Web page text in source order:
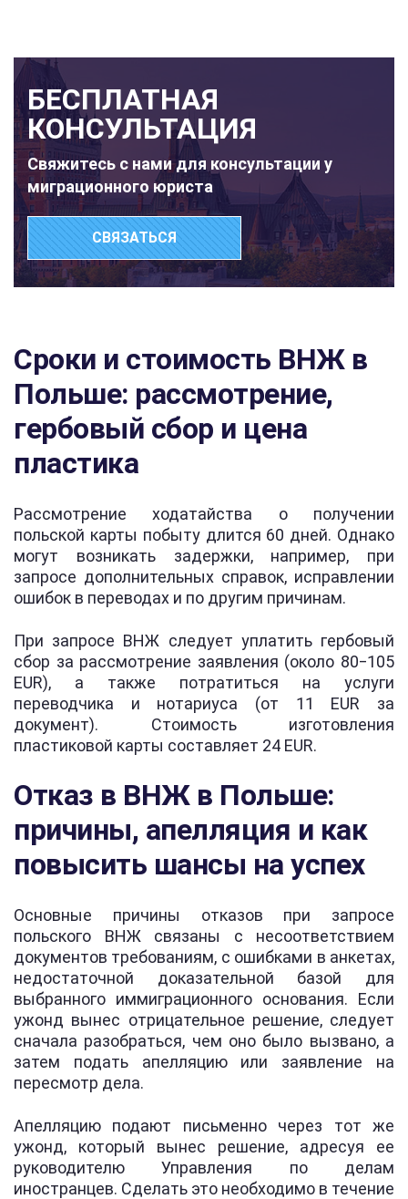
БЕСПЛАТНАЯ
КОНСУЛЬТАЦИЯ
Свяжитесь с нами для консультации у
миграционного юриста
СВЯЗАТЬСЯ
Сроки и стоимость ВНЖ в
Польше: рассмотрение,
гербовый сбор и цена
пластика
Рассмотрение ходатайства о получении
польской карты побыту длится 60 дней. Однако
могут возникать задержки, например, при
запросе дополнительных справок, исправлении
ошибок в переводах и по другим причинам.
При запросе ВНЖ следует уплатить гербовый
сбор за рассмотрение заявления (около 80‒105
EUR), а также потратиться на услуги
переводчика и нотариуса (от 11 EUR за
документ). Стоимость изготовления
пластиковой карты составляет 24 EUR.
Отказ в ВНЖ в Польше:
причины, апелляция и как
повысить шансы на успех
Основные причины отказов при запросе
польского ВНЖ связаны с несоответствием
документов требованиям, с ошибками в анкетах,
недостаточной доказательной базой для
выбранного иммиграционного основания. Если
ужонд вынес отрицательное решение, следует
сначала разобраться, чем оно было вызвано, а
затем подать апелляцию или заявление на
пересмотр дела.
Апелляцию подают письменно через тот же
ужонд, который вынес решение, адресуя ее
руководителю Управления по делам
иностранцев. Сделать это необходимо в течение